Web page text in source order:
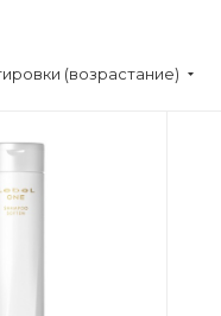
(возрастание)